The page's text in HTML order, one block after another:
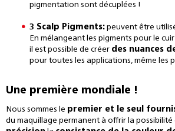
pigmentation sont décuplées !
3 Scalp Pigments: peuvent être
En mélangeant les pigments pour le
il est possible de créer des nuances
pour toutes les applications, même les
Une première mondiale !
Nous sommes le premier et le seul
du maquillage permanent à offrir la possibilité